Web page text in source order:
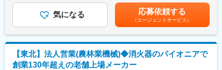
ろんのこと、AIを活用した日々の自動体重測定まで完全自動、ス
マホ一台あれば鶏舎を管理できる時代となりました。
お客さまの手間を減らし、鶏舎に欠かせない空調機器や暖房機器
なげていただきます。
営業だけにとどまらない販売部門全体の管理をお任せできるよう
な人財を募集しています。
調整給■その他、手当：正月手当、宿・日直手当賃金はあくまでも
目安の金額であり、選考を通じて上下する可能性があります。月
給(月額)は固定手当を含めた表記です。
気になる 応募依頼する
（エージェントサービス）
【東北】法人営業(農林業機械)◆消火器のパイオニアで
創業130年超えの老舗上場メーカー